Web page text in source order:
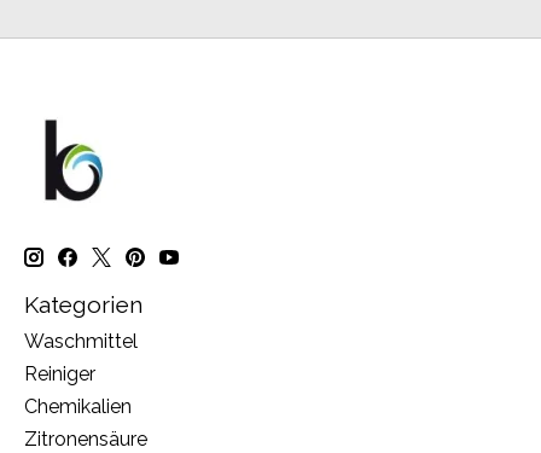
Kategorien
Waschmittel
Reiniger
Chemikalien
Zitronensäure